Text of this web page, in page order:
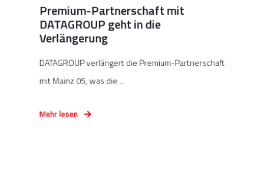
Premium-Partnerschaft mit
DATAGROUP geht in die
Verlängerung
DATAGROUP verlängert die Premium-Partnerschaft
mit Mainz 05, was die ...
Mehr lesen